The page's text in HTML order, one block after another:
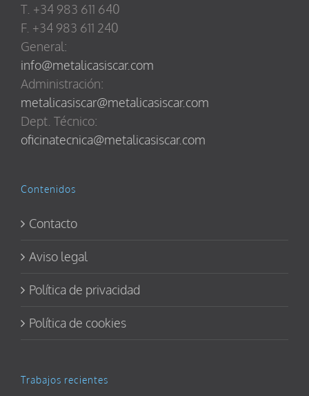
T. +34 983 611 640
F. +34 983 611 240
General:
info@metalicasiscar.com
Administración:
metalicasiscar@metalicasiscar.com
Dept. Técnico:
oficinatecnica@metalicasiscar.com
Contenidos
Contacto
Aviso legal
Política de privacidad
Política de cookies
Trabajos recientes